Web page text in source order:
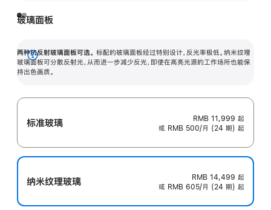
玻璃面板
两种抗反射玻璃面板可选。 标配的玻璃面板经过特别设计，反光率极低。纳米纹理
玻璃面板可分散反射光，从而进一步减少反光，即使在高亮光源的工作场所也能保
持出色画质。
展
开
标准玻璃 RMB 11,999 起
或 RMB 500/月 (24 期) 起
纳米纹理玻璃 RMB 14,499 起
或 RMB 605/月 (24 期) 起